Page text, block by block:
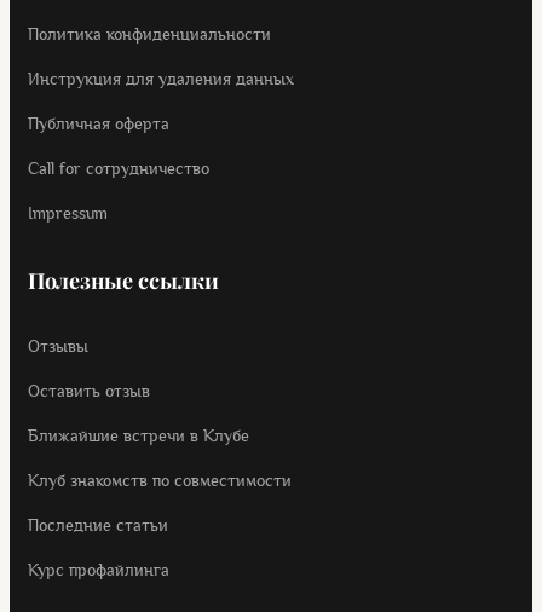
Политика конфиденциальности
Инструкция для удаления данных
Публичная оферта
Call for cотрудничество
Impressum
Полезные ссылки
Отзывы
Оставить отзыв
Ближайшие встречи в Клубе
Клуб знакомств по совместимости
Последние статьи
Курс профайлинга